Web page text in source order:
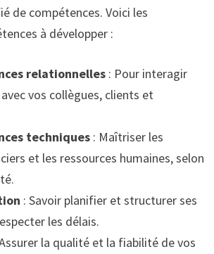
de compétences. Voici les
à développer :
relationnelles: Pour interagir
vos collègues, clients et
techniques: Maîtriser les
et les ressources humaines, selon
: Savoir planifier et structurer ses
les délais.
la qualité et la fiabilité de vos